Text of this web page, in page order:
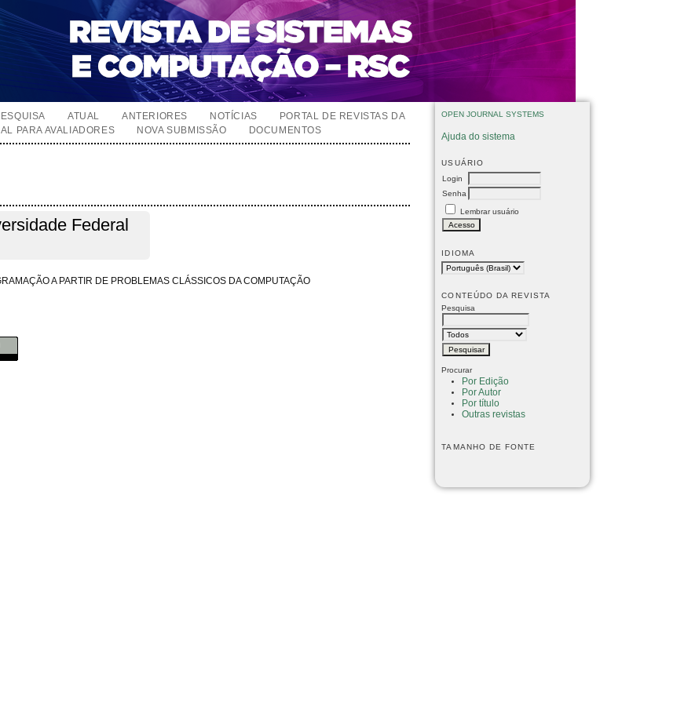
OPEN JOURNAL SYSTEMS
Ajuda do sistema
USUÁRIO
Login
Senha
Lembrar usuário
IDIOMA
CONTEÚDO DA REVISTA
Pesquisa
Procurar
Por Edição
Por Autor
Por título
Outras revistas
TAMANHO DE FONTE
ATUAL ANTERIORES NOTÍCIAS
PORTAL DE REVISTAS DA
PARA AVALIADORES NOVA SUBMISSÃO DOCUMENTOS
Federal
A PARTIR DE PROBLEMAS CLÁSSICOS DA COMPUTAÇÃO